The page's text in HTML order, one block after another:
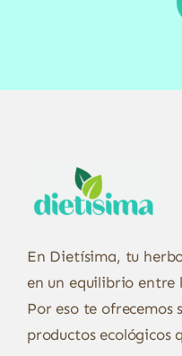
En Dietísima, tu
en un equilibrio entre
Por eso te ofrecemos
productos ecológicos